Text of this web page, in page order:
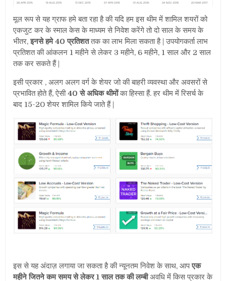
मूल रूप से यह ग्राफ हमे बता रहा है की यदि हम इस थीम में शामिल शयरों को
एकजुट कर के स्माल केस के माध्यम से निवेश करेंगे तो दो साल के समय के
भीतर,इनसे हमे 40 प्रतिशततक का लाभ मिला सकता है | उपयोगकर्ता लाभ
प्रतिशत की आंकलन 1 महीने से लेकर 3 महीने, 6 महीने, 1 साल और 2 साल
तक कर सकते हैं |
इसी प्रकार , अलग अलग वर्ग के शेयर जो की बाहरी व्यवस्था और अवसरों से
प्रभावित होते हैं, ऐसी40 से अधिक थीमोंका हिस्सा हैं. हर थीम में रिसर्च के
बाद 15-20 शेयर शामिल किये जाते हैं |
इस से यह अंदाज़ लगाया जा सकता है की न्यूनतम निवेश के साथ, आपएक
महीने जितने कम समय से लेकर 1 साल तक की लम्बीअवधि में किस प्रकार के